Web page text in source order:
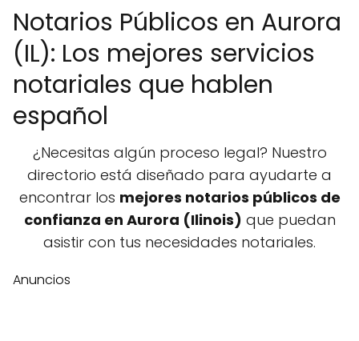
Notarios Públicos en Aurora
(IL): Los mejores servicios
notariales que hablen
español
¿Necesitas algún proceso legal? Nuestro
directorio está diseñado para ayudarte a
encontrar los mejores notarios públicos de
confianza en Aurora (Ilinois) que puedan
asistir con tus necesidades notariales.
Anuncios